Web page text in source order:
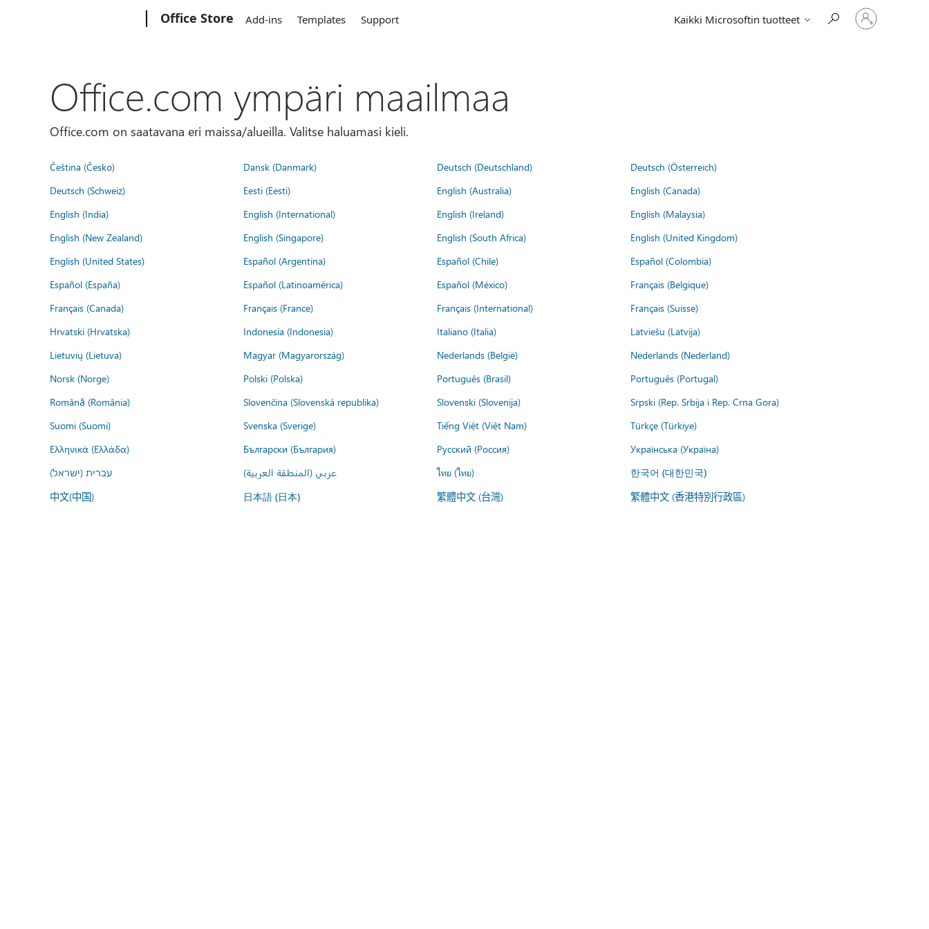
Office Store Add-ins Templates Support Kaikki Microsoftin tuotteet
Kirjaudu
sisään
tilille
Office.com ympäri maailmaa
Office.com on saatavana eri maissa/alueilla. Valitse haluamasi kieli.
Čeština (Česko) Dansk (Danmark) Deutsch (Deutschland)
Deutsch (Österreich)
Deutsch (Schweiz)
Eesti (Eesti) English (Australia)
English (Canada)
English (India)
English (International) English (Ireland)
English (Malaysia)
English (New Zealand)
English (Singapore) English (South Africa)
English (United Kingdom)
English (United States)
Español (Argentina) Español (Chile)
Español (Colombia)
Español (España)
Español (Latinoamérica) Español (México)
Français (Belgique)
Français (Canada)
Français (France) Français (International)
Français (Suisse)
Hrvatski (Hrvatska)
Indonesia (Indonesia) Italiano (Italia)
Latviešu (Latvija)
Lietuvių (Lietuva)
Magyar (Magyarország) Nederlands (België)
Nederlands (Nederland)
Norsk (Norge)
Polski (Polska) Português (Brasil)
Português (Portugal)
Română (România)
Slovenčina (Slovenská republika) Slovenski (Slovenija)
Srpski (Rep. Srbija i Rep. Crna Gora)
Suomi (Suomi)
Svenska (Sverige) Tiếng Việt (Việt Nam)
Türkçe (Türkiye)
Ελληνικά (Ελλάδα)
Български (България) Русский (Россия)
Українська (Україна)
עברית (ישראל)
عربي (المنطقة العربية) ไทย (ไทย) 한국어 (대한민국)
中文(中国) 日本語 (日本) 繁體中文 (台灣) 繁體中文 (香港特別行政區)